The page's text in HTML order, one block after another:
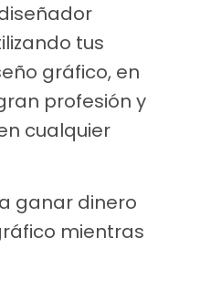
tus
gráfico, en
profesión y
cualquier
ganar dinero
mientras